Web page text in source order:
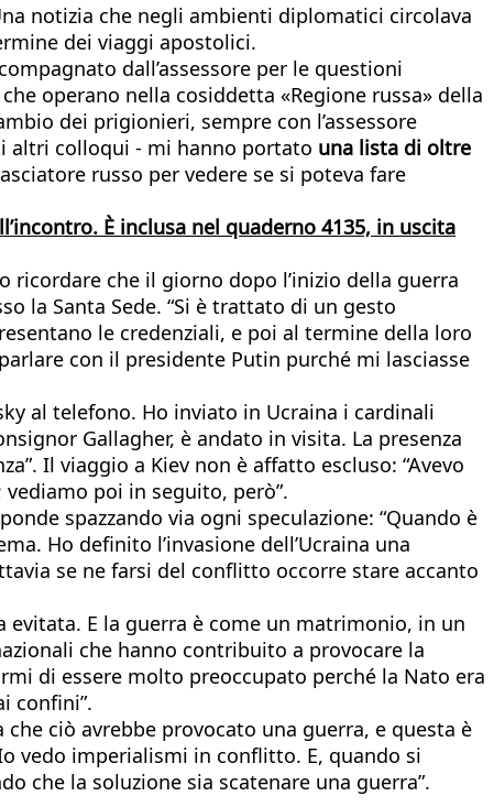
notizia che negli ambienti diplomatici circolava
dei viaggi apostolici.
dall’assessore per le questioni
operano nella cosiddetta «Regione russa» della
dei prigionieri, sempre con l’assessore
altri colloqui - mi hanno portato una lista di oltre
russo per vedere se si poteva fare
È inclusa nel quaderno 4135, in uscita
che il giorno dopo l’inizio della guerra
la Santa Sede. “Si è trattato di un gesto
le credenziali, e poi al termine della loro
con il presidente Putin purché mi lasciasse
al telefono. Ho inviato in Ucraina i cardinali
Gallagher, è andato in visita. La presenza
Il viaggio a Kiev non è affatto escluso: “Avevo
poi in seguito, però”.
spazzando via ogni speculazione: “Quando è
Ho definito l’invasione dell’Ucraina una
se ne farsi del conflitto occorre stare accanto
E la guerra è come un matrimonio, in un
che hanno contribuito a provocare la
di essere molto preoccupato perché la Nato era
confini”.
ciò avrebbe provocato una guerra, e questa è
vedo imperialismi in conflitto. E, quando si
che la soluzione sia scatenare una guerra”.